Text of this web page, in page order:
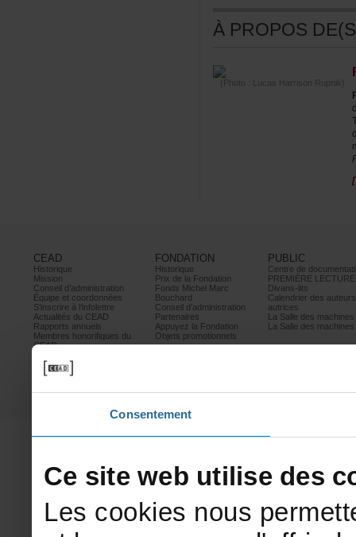
Consentement
(Photo:LucasHarrisonRupnik)
CEAD
Historique
Mission
Conseild’administration
Équipeetcoordonnées
S’inscrireàl’infolettre
ActualitésduCEAD
Rapportsannuels
Membreshonorifiquesdu
CEAD
harcèlement
Politiquedeconfidentialité
Partenaires
FONDATION
Historique
PrixdelaFondation
FondsMichelMarc
Bouchard
Conseild’administration
Partenaires
AppuyezlaFondation
Objetspromotionnels
PUBLIC
PREMIÈRELECTURE
Divans-lits
autrices